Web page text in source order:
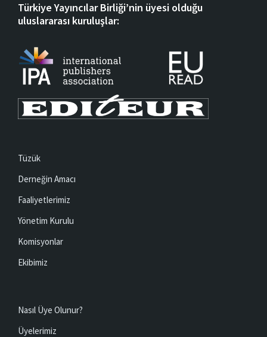
Türkiye Yayıncılar Birliği’nin üyesi olduğu
uluslararası kuruluşlar:
Tüzük
Derneğin Amacı
Faaliyetlerimiz
Yönetim Kurulu
Komisyonlar
Ekibimiz
Nasıl Üye Olunur?
Üyelerimiz